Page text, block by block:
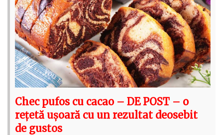
Chec pufos cu cacao – DE POST – o
rețetă ușoară cu un rezultat deosebit
de gustos